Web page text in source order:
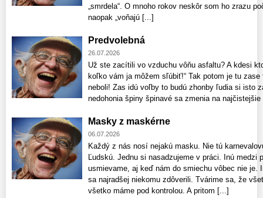
„smrdela“. O mnoho rokov neskôr som ho zrazu
naopak „voňajú [...]
Predvolebná
26.07.2026
Už ste zacítili vo vzduchu vôňu asfaltu? A kdesi
koľko vám ja môžem sľúbiť!“ Tak potom je tu
neboli! Zas idú voľby to budú zhonby ľudia si isto
nedohonia špiny špinavé sa zmenia na
Masky z maskérne
06.07.2026
Každý z nás nosí nejakú masku. Nie tú
Ľudskú. Jednu si nasadzujeme v práci. Inú medzi
usmievame, aj keď nám do smiechu vôbec nie je.
sa najradšej niekomu zdôverili. Tvárime sa, že
všetko máme pod kontrolou. A pritom [...]